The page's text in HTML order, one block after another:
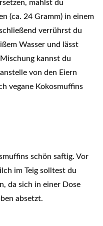
mahlst du
(ca. 24 Gramm) in einem
verrührst du
Wasser und lässt
kannst du
von den Eiern
vegane Kokosmuffins
schön saftig. Vor
im Teig solltest du
da sich in einer Dose
absetzt.